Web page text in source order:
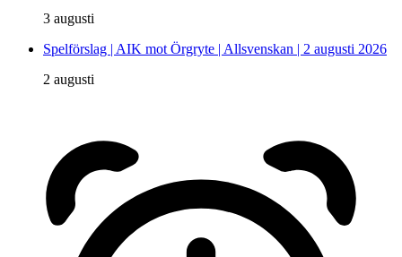
3 augusti
Spelförslag | AIK mot Örgryte | Allsvenskan | 2 augusti 2026
2 augusti